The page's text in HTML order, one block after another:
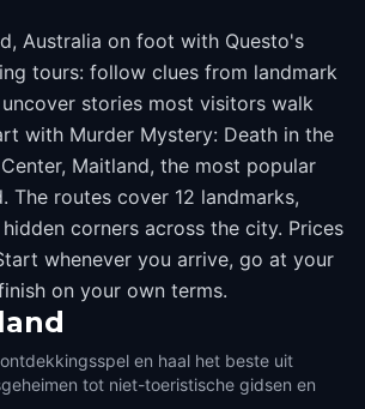
Australia on foot with Questo's
tours: follow clues from landmark
stories most visitors walk
with Murder Mystery: Death in the
Maitland, the most popular
The routes cover 12 landmarks,
corners across the city. Prices
whenever you arrive, go at your
on your own terms.
en haal het beste uit
tot niet-toeristische gidsen en